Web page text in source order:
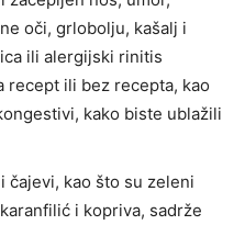
oči, grlobolju, kašalj i
ili alergijski rinitis
recept ili bez recepta, kao
kako biste ublažili
čajevi, kao što su zeleni
i kopriva, sadrže